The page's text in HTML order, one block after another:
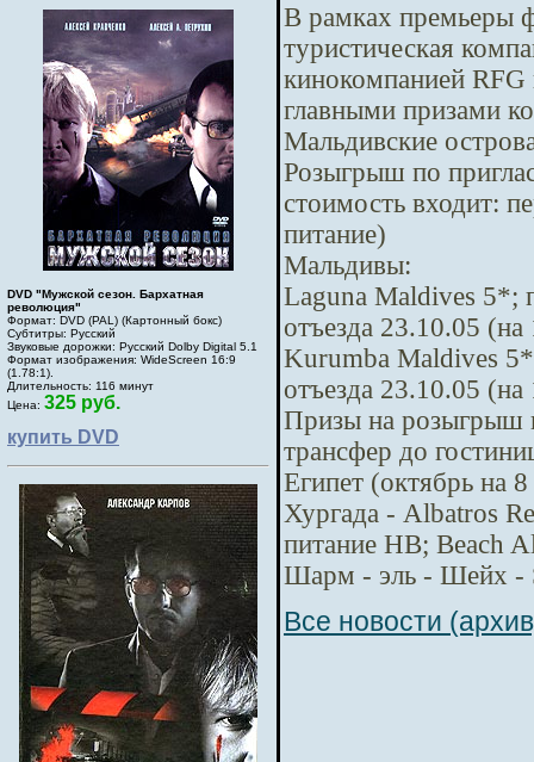
DVD "Мужской сезон. Бархатная
революция"
Формат: DVD (PAL) (Картонный бокс)
Субтитры: Русский
Звуковые дорожки: Русский Dolby Digital 5.1
Формат изображения: WideScreen 16:9
(1.78:1).
Длительность: 116 минут
Цена: 325 руб.
купить DVD
В рамках премьеры
туристическая
кинокомпанией RFG
главными призами
Мальдивские
Розыгрыш по
стоимость входит:
питание)
Мальдивы:
Laguna Maldives 5*;
отъезда 23.10.05 (на
Kurumba Maldives
отъезда 23.10.05 (на
Призы на розыгрыш
трансфер до
Египет (октябрь на
Хургада - Albatros
питание HB; Beach
Шарм - эль - Шейх -
Все новости